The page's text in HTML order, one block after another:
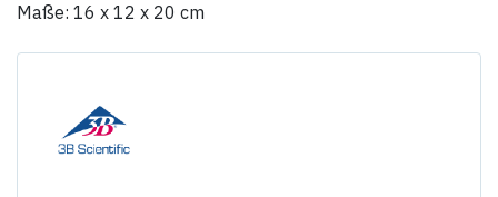
Maße: 16 x 12 x 20 cm